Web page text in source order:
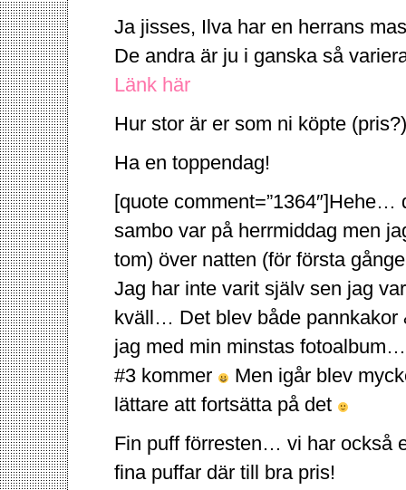
Ja jisses, Ilva har en herrans
De andra är ju i ganska så
Länk här
Hur stor är er som ni köpte
Ha en toppendag!
[quote comment=”1364″]Hehe…
sambo var på herrmiddag men
tom) över natten (för första
Jag har inte varit själv sen jag
kväll… Det blev både pannkakor
jag med min minstas
#3 kommer
Men igår blev
lättare att fortsätta på det
Fin puff förresten… vi har också
fina puffar där till bra pris!